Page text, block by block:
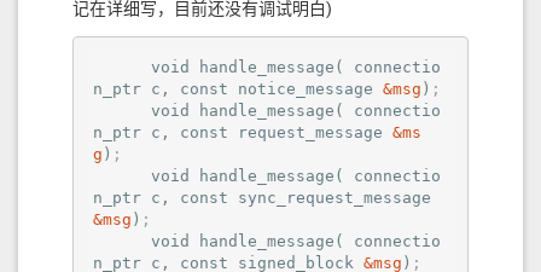
记在详细写，目前还没有调试明白)
      void handle_message(
connectio
n_ptr c, const notice_message &msg ) ;
      void handle_message(
connectio
n_ptr c, const request_message &ms
g ) ;
      void handle_message(
connectio
n_ptr
&msg ) ;
      void handle_message(
connectio
n_ptr c, const signed_block &msg ) ;